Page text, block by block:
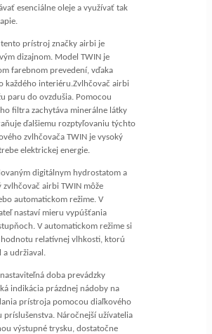
esenciálne oleje a využívať tak
prístroj značky airbi je
dizajnom. Model TWIN je
farebnom prevedení, vďaka
každého interiéru.Zvlhčovač airbi
paru do ovzdušia. Pomocou
filtra zachytáva minerálne látky
ďalšiemu rozptyľovaniu týchto
zvlhčovača TWIN je vysoký
elektrickej energie.
digitálnym hydrostatom a
airbi TWIN môže
automatickom režime. V
nastaví mieru vypúšťania
V automatickom režime si
relatívnej vlhkosti, ktorú
udržiaval.
doba prevádzky
indikácia prázdnej nádoby na
prístroja pomocou diaľkového
Náročnejší užívatelia
výstupné trysku, dostatočne